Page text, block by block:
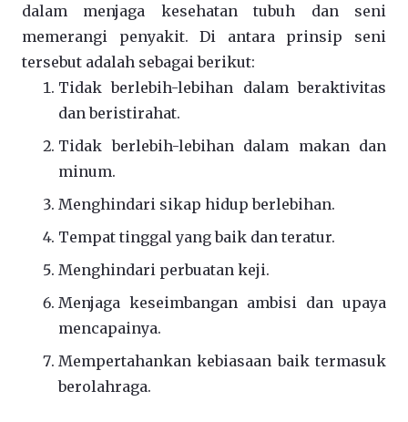
dalam menjaga kesehatan tubuh dan seni
memerangi penyakit. Di antara prinsip seni
tersebut adalah sebagai berikut:
Tidak berlebih-lebihan dalam beraktivitas
dan beristirahat.
Tidak berlebih-lebihan dalam makan dan
minum.
Menghindari sikap hidup berlebihan.
Tempat tinggal yang baik dan teratur.
Menghindari perbuatan keji.
Menjaga keseimbangan ambisi dan upaya
mencapainya.
Mempertahankan kebiasaan baik termasuk
berolahraga.